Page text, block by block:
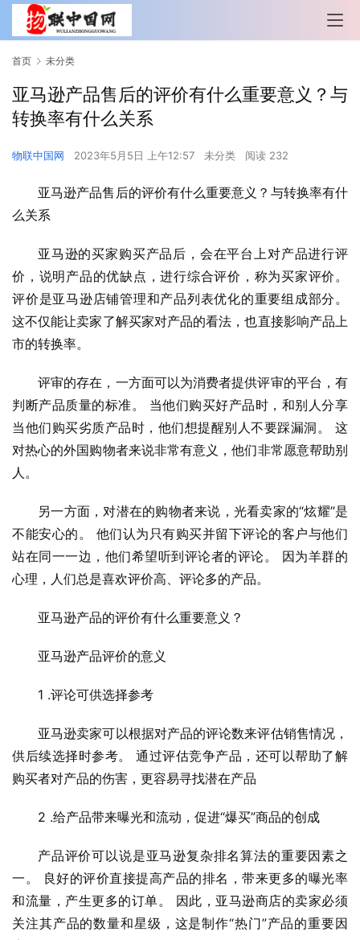
首页 未分类
亚马逊产品售后的评价有什么重要意义？与
转换率有什么关系
物联中国网 2023年5月5日 上午12:57 未分类 阅读 232
亚马逊产品售后的评价有什么重要意义？与转换率有什
么关系
亚马逊的买家购买产品后，会在平台上对产品进行评
价，说明产品的优缺点，进行综合评价，称为买家评价。
评价是亚马逊店铺管理和产品列表优化的重要组成部分。
这不仅能让卖家了解买家对产品的看法，也直接影响产品上
市的转换率。
评审的存在，一方面可以为消费者提供评审的平台，有
判断产品质量的标准。 当他们购买好产品时，和别人分享
当他们购买劣质产品时，他们想提醒别人不要踩漏洞。 这
对热心的外国购物者来说非常有意义，他们非常愿意帮助别
人。
另一方面，对潜在的购物者来说，光看卖家的“炫耀”是
不能安心的。 他们认为只有购买并留下评论的客户与他们
站在同一一边，他们希望听到评论者的评论。 因为羊群的
心理，人们总是喜欢评价高、评论多的产品。
亚马逊产品的评价有什么重要意义？
亚马逊产品评价的意义
1 .评论可供选择参考
亚马逊卖家可以根据对产品的评论数来评估销售情况，
供后续选择时参考。 通过评估竞争产品，还可以帮助了解
购买者对产品的伤害，更容易寻找潜在产品
2 .给产品带来曝光和流动，促进“爆买”商品的创成
产品评价可以说是亚马逊复杂排名算法的重要因素之
一。 良好的评价直接提高产品的排名，带来更多的曝光率
和流量，产生更多的订单。 因此，亚马逊商店的卖家必须
关注其产品的数量和星级，这是制作“热门”产品的重要因